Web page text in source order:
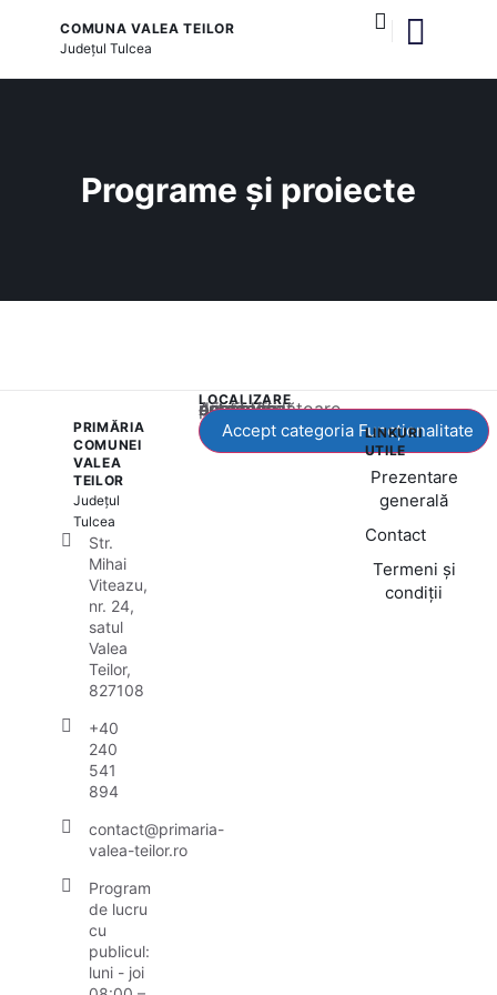
COMUNA VALEA TEILOR
JudețulTulcea
Programe și proiecte
PRIMĂRIA
COMUNEI
VALEA
TEILOR
Județul
Tulcea
Str.
Mihai
Viteazu,
nr. 24,
satul
Valea
Teilor,
827108
+40
240
541
894
contact@primaria-
valea-teilor.ro
Program
de lucru
cu
publicul:
luni - joi
LOCALIZARE
Acest conținut este blocat până când acceptați categoria corespunzătoare de cookie-uri.
Accept categoria Funcționalitate
LINKURI
UTILE
Prezentare
generală
Contact
Termeni și
condiții